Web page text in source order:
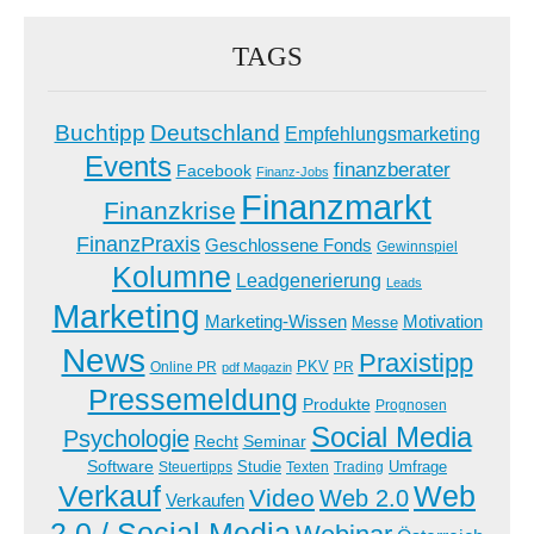
TAGS
Buchtipp Deutschland Empfehlungsmarketing
Events Facebook Finanz-Jobs finanzberater
Finanzkrise Finanzmarkt
FinanzPraxis Geschlossene Fonds Gewinnspiel
Kolumne Leadgenerierung Leads
Marketing Marketing-Wissen Messe Motivation
News Online PR pdf Magazin PKV PR Praxistipp
Pressemeldung Produkte Prognosen
Psychologie Recht Seminar Social Media
Software Steuertipps Studie Texten Trading Umfrage
Verkauf Verkaufen Video Web 2.0Web